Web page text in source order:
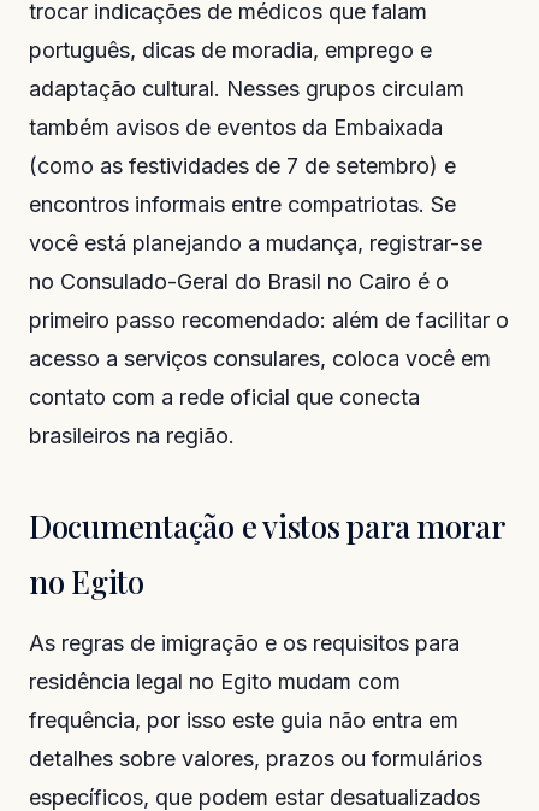
trocar indicações de médicos que falam
português, dicas de moradia, emprego e
adaptação cultural. Nesses grupos circulam
também avisos de eventos da Embaixada
(como as festividades de 7 de setembro) e
encontros informais entre compatriotas. Se
você está planejando a mudança, registrar-se
no Consulado-Geral do Brasil no Cairo é o
primeiro passo recomendado: além de facilitar o
acesso a serviços consulares, coloca você em
contato com a rede oficial que conecta
brasileiros na região.
Documentação e vistos para morar
no Egito
As regras de imigração e os requisitos para
residência legal no Egito mudam com
frequência, por isso este guia não entra em
detalhes sobre valores, prazos ou formulários
específicos, que podem estar desatualizados